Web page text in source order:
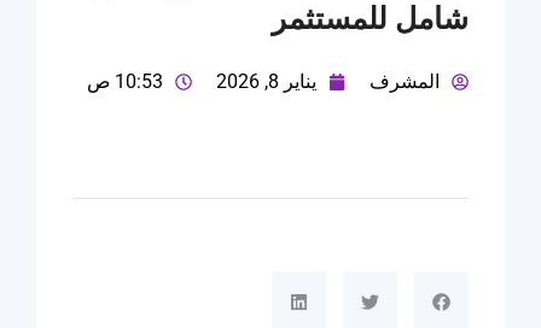
شامل للمستثمر
المشرف يناير 8, 2026 10:53 ص